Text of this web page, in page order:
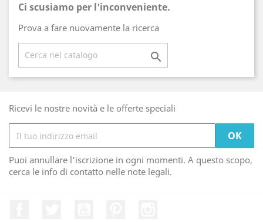
Ci scusiamo per l'inconveniente.
Prova a fare nuovamente la ricerca

Ricevi le nostre novità e le offerte speciali
Puoi annullare l'iscrizione in ogni momenti. A questo scopo,
cerca le info di contatto nelle note legali.